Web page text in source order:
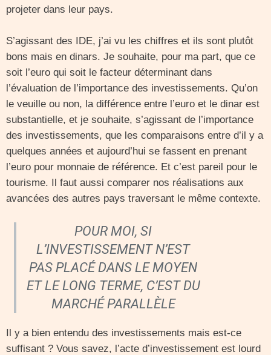
projeter dans leur pays.
S’agissant des IDE, j’ai vu les chiffres et ils sont plutôt
bons mais en dinars. Je souhaite, pour ma part, que ce
soit l’euro qui soit le facteur déterminant dans
l’évaluation de l’importance des investissements. Qu’on
le veuille ou non, la différence entre l’euro et le dinar est
substantielle, et je souhaite, s’agissant de l’importance
des investissements, que les comparaisons entre d’il y a
quelques années et aujourd’hui se fassent en prenant
l’euro pour monnaie de référence. Et c’est pareil pour le
tourisme. Il faut aussi comparer nos réalisations aux
avancées des autres pays traversant le même contexte.
POUR MOI, SI
L’INVESTISSEMENT N’EST
PAS PLACÉ DANS LE MOYEN
ET LE LONG TERME, C’EST DU
MARCHÉ PARALLÈLE
Il y a bien entendu des investissements mais est-ce
suffisant ? Vous savez, l’acte d’investissement est lourd